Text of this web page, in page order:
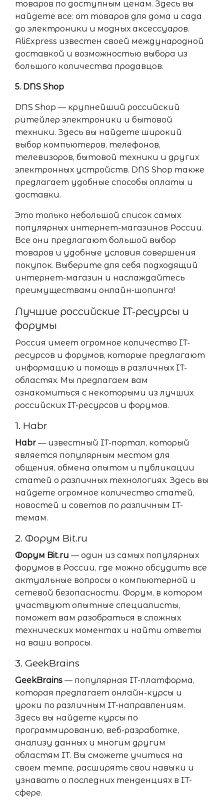
товаров по доступным ценам. Здесь вы
найдете все: от товаров для дома и сада
до электроники и модных аксессуаров.
AliExpress известен своей международной
доставкой и возможностью выбора из
большого количества продавцов.
5. DNS Shop
DNS Shop — крупнейший российский
ритейлер электроники и бытовой
техники. Здесь вы найдете широкий
выбор компьютеров, телефонов,
телевизоров, бытовой техники и других
электронных устройств. DNS Shop также
предлагает удобные способы оплаты и
доставки.
Это только небольшой список самых
популярных интернет-магазинов России.
Все они предлагают большой выбор
товаров и удобные условия совершения
покупок. Выберите для себя подходящий
интернет-магазин и наслаждайтесь
преимуществами онлайн-шопинга!
Лучшие российские IT-ресурсы и
форумы
Россия имеет огромное количество IT-
ресурсов и форумов, которые предлагают
информацию и помощь в различных IT-
областях. Мы предлагаем вам
ознакомиться с некоторыми из лучших
российских IT-ресурсов и форумов.
1. Habr
Habr — известный IT-портал, который
является популярным местом для
общения, обмена опытом и публикации
статей о различных технологиях. Здесь вы
найдете огромное количество статей,
новостей и советов по различным IT-
темам.
2. Форум Bit.ru
Форум Bit.ru — один из самых популярных
форумов в России, где можно обсудить все
актуальные вопросы о компьютерной и
сетевой безопасности. Форум, в котором
участвуют опытные специалисты,
поможет вам разобраться в сложных
технических моментах и найти ответы
на ваши вопросы.
3. GeekBrains
GeekBrains — популярная IT-платформа,
которая предлагает онлайн-курсы и
уроки по различным IT-направлениям.
Здесь вы найдете курсы по
программированию, веб-разработке,
анализу данных и многим другим
областям IT. Вы сможете учиться на
своем темпе, расширять свои навыки и
узнавать о последних тенденциях в IT-
сфере.